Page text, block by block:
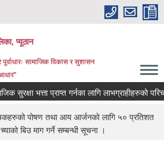
प्यूठान
सामाजिक विकास र सुशासन
सुरक्षा भत्ता प्राप्त गर्नका लागि लाभग्राहीहरुको
पोषण तथा आय आर्जनको लागि ५० प्रतिशत
बिउ माग गर्ने सम्बन्धी सूचना ।